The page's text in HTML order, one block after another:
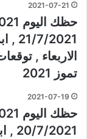
2021-07-21
تموز 2021
2021-07-19